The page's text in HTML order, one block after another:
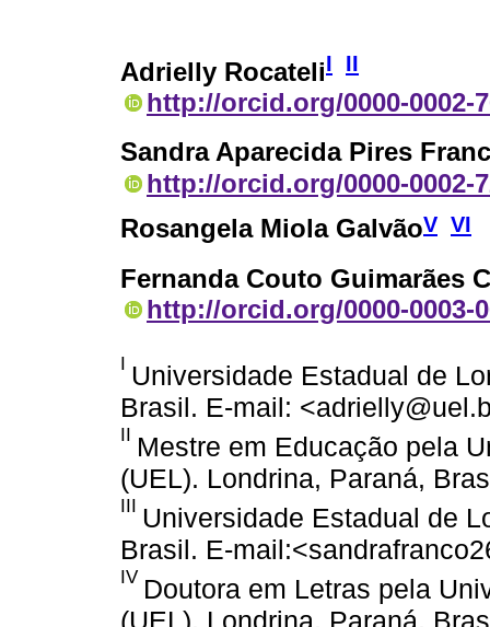
Adrielly RocateliI II
http://orcid.org/0000-0002-
Sandra Aparecida Pires
http://orcid.org/0000-0002-
Rosangela Miola GalvãoV VI
Fernanda Couto Guimarães
http://orcid.org/0000-0003-
I Universidade Estadual de
Brasil. E-mail:
II Mestre em Educação pela
(UEL). Londrina, Paraná,
III Universidade Estadual de
Brasil. E-
IV Doutora em Letras pela
(UEL). Londrina, Paraná,